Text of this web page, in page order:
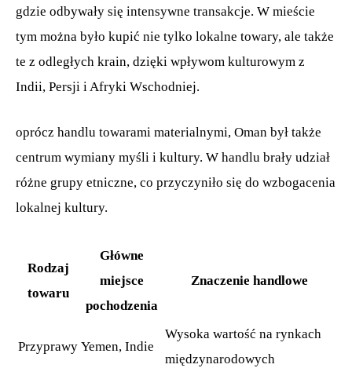
gdzie odbywały się intensywne transakcje. W mieście
tym można było kupić nie tylko lokalne towary, ale także
te z odległych krain, dzięki wpływom kulturowym z
Indii, Persji i Afryki Wschodniej.
oprócz handlu towarami materialnymi, Oman był także
centrum wymiany myśli i kultury. W handlu brały udział
różne grupy etniczne, co przyczyniło się do wzbogacenia
lokalnej kultury.
Rodzaj
towaru
Główne
miejsce
pochodzenia
Znaczenie handlowe
Przyprawy Yemen, Indie
Wysoka wartość na rynkach
międzynarodowych